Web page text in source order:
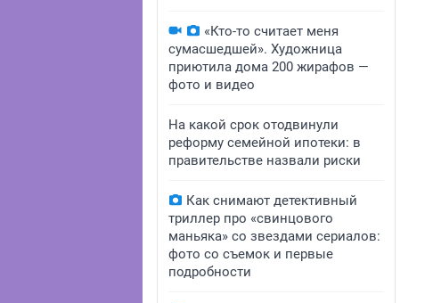
«Кто-то считает меня
сумасшедшей». Художница
приютила дома 200 жирафов —
фото и видео
На какой срок отодвинули
реформу семейной ипотеки: в
правительстве назвали риски
Как снимают детективный
триллер про «свинцового
маньяка» со звездами сериалов:
фото со съемок и первые
подробности